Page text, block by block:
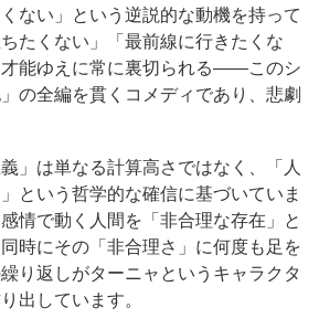
ない」という逆説的な動機を持って
たくない」「最前線に行きたくな
才能ゆえに常に裏切られる——このシ
の全編を貫くコメディであり、悲劇
」は単なる計算高さではなく、「人
という哲学的な確信に基づいていま
情で動く人間を「非合理な存在」と
時にその「非合理さ」に何度も足を
り返しがターニャというキャラクタ
出しています。